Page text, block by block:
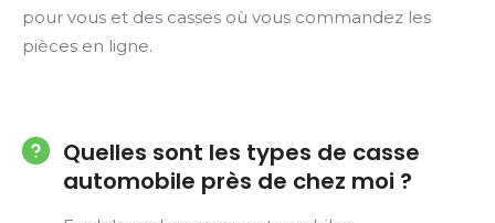
pour vous et des casses où vous commandez les
pièces en ligne.
Quelles sont les types de casse
automobile près de chez moi ?